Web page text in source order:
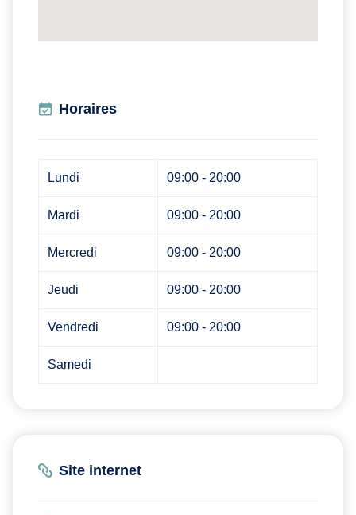
Horaires
Lundi 09:00 - 20:00
Mardi 09:00 - 20:00
Mercredi 09:00 - 20:00
Jeudi 09:00 - 20:00
Vendredi 09:00 - 20:00
Samedi
Site internet